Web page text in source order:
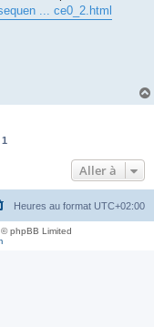
... ce0_2.html
1
Aller à
Heures au format UTC+02:00
phpBB Limited